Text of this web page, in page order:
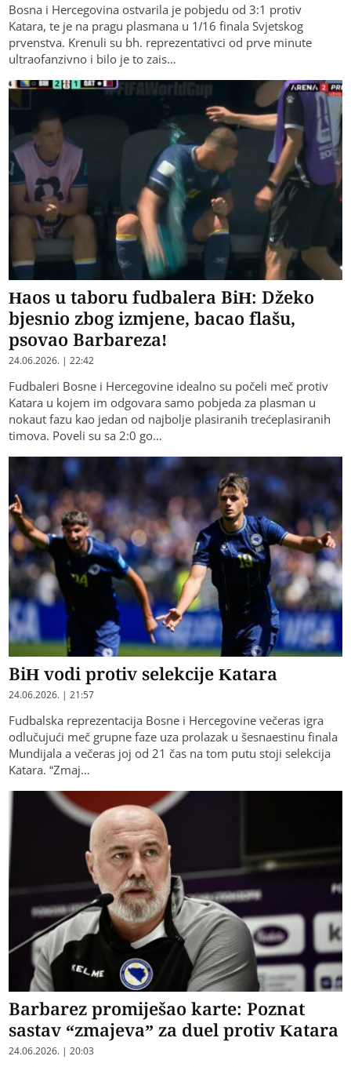
Bosna i Hercegovina ostvarila je pobjedu od 3:1 protiv
Katara, te je na pragu plasmana u 1/16 finala Svjetskog
prvenstva. Krenuli su bh. reprezentativci od prve minute
ultraofanzivno i bilo je to zais…
Haos u taboru fudbalera BiH: Džeko
bjesnio zbog izmjene, bacao flašu,
psovao Barbareza!
24.06.2026. | 22:42
Fudbaleri Bosne i Hercegovine idealno su počeli meč protiv
Katara u kojem im odgovara samo pobjeda za plasman u
nokaut fazu kao jedan od najbolje plasiranih trećeplasiranih
timova. Poveli su sa 2:0 go…
BiH vodi protiv selekcije Katara
24.06.2026. | 21:57
Fudbalska reprezentacija Bosne i Hercegovine večeras igra
odlučujući meč grupne faze uza prolazak u šesnaestinu finala
Mundijala a večeras joj od 21 čas na tom putu stoji selekcija
Katara. “Zmaj…
Barbarez promiješao karte: Poznat
sastav “zmajeva” za duel protiv Katara
24.06.2026. | 20:03